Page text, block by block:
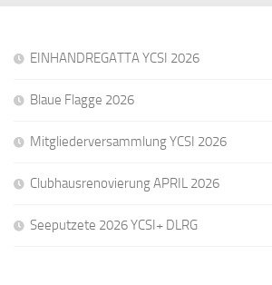
EINHANDREGATTA YCSI 2026
Blaue Flagge 2026
Mitgliederversammlung YCSI 2026
Clubhausrenovierung APRIL 2026
Seeputzete 2026 YCSI+ DLRG